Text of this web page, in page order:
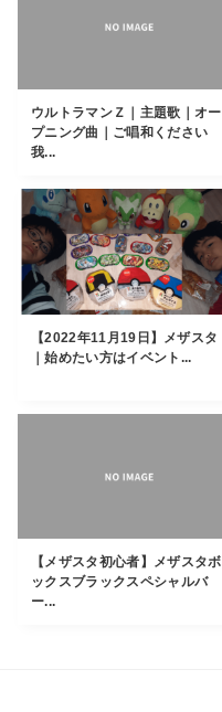
ウルトラマンＺ｜主題歌｜オー
プニング曲｜ご唱和ください
我...
【2022年11月19日】メザスタ
｜始めたい方はイベント...
【メザスタ初心者】メザスタボ
ックスブラックスペシャルバ
ー...